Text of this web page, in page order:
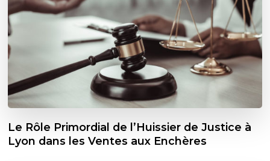
Le Rôle Primordial de l’Huissier de Justice à
Lyon dans les Ventes aux Enchères